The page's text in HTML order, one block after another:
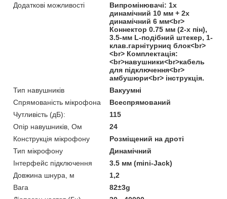
Додаткові можливості
Випромінювачі: 1x
динамічний 10 мм + 2x
динамічний 6 мм<br>
Коннектор 0.75 мм (2-х пін),
3.5-мм L-подібний штекер, 1-
клав.гарнітурниq блок<br>
<br> Комплектація:
<br>навушники<br>кабель
для підключення<br>
амбушюри<br> інструкція.
Тип навушників
Вакуумні
Спрямованість мікрофона
Всеспрямований
Чутливість (дБ):
115
Опір навушників, Ом
24
Конструкція мікрофону
Розміщений на дроті
Тип мікрофону
Динамічний
Інтерфейс підключення
3.5 мм (mini-Jack)
Довжина шнура, м
1,2
Вага
82±3g